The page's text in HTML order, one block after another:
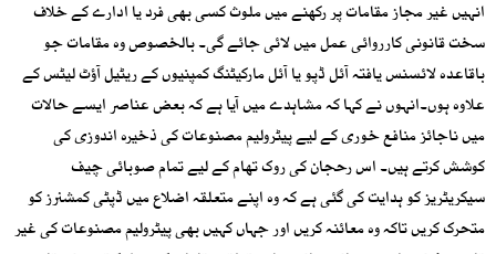
انہیں غیر مجاز مقامات پر رکھنے میں ملوث کسی بھی فرد یا ادارے کے خلاف
سخت قانونی کارروائی عمل میں لائی جائے گی۔ بالخصوص وہ مقامات جو
باقاعدہ لائسنس یافتہ آئل ڈپو یا آئل مارکیٹنگ کمپنیوں کے ریٹیل آؤٹ لیٹس کے
علاوہ ہوں۔انہوں نے کہا کہ مشاہدے میں آیا ہے کہ بعض عناصر ایسے حالات
میں ناجائز منافع خوری کے لیے پیٹرولیم مصنوعات کی ذخیرہ اندوزی کی
کوشش کرتے ہیں۔ اس رحجان کی روک تھام کے لیے تمام صوبائی چیف
سیکریٹریز کو ہدایت کی گئی ہے کہ وہ اپنے متعلقہ اضلاع میں ڈپٹی کمشنرز کو
متحرک کریں تاکہ وہ معائنہ کریں اور جہاں کہیں بھی پیٹرولیم مصنوعات کی غیر